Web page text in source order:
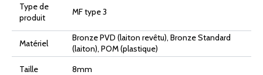
Type de
produit
MF type 3
Matériel
Bronze PVD (laiton revêtu), Bronze Standard
(laiton), POM (plastique)
Taille
8mm